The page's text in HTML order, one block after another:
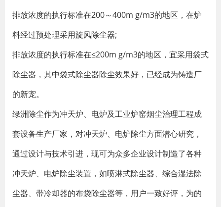
排放浓度的执行标准在200～400m g/m3的地区，在炉
料经过预处理采用旋风除尘器;
排放浓度的执行标准在≤200m g/m3的地区，宜采用袋式
除尘器，其中袋式除尘器除尘效果好，已经成为铸造厂
的新宠。
绿洲除尘作为冲天炉、电炉及工业炉窑烟尘治理工程成
套设备生产厂家，对冲天炉、电炉除尘方面潜心研究，
通过设计与技术引进，现可为众多企业设计制造了各种
冲天炉、电炉除尘装置，如喷淋式除尘器、综合湿法除
尘器、带冷却器的布袋除尘器等，用户一致好评，为的